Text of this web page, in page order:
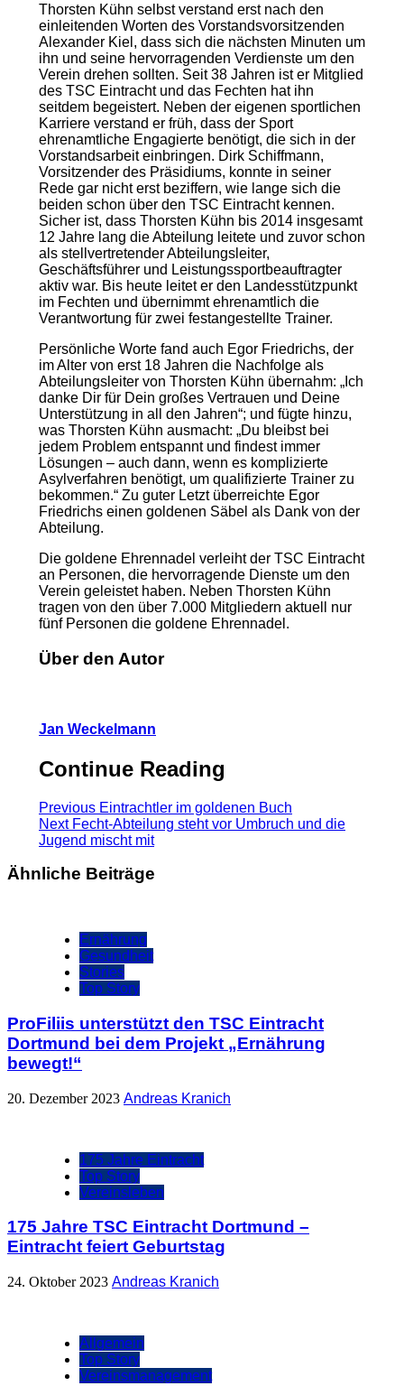
Thorsten Kühn selbst verstand erst nach den
einleitenden Worten des Vorstandsvorsitzenden
Alexander Kiel, dass sich die nächsten Minuten um
ihn und seine hervorragenden Verdienste um den
Verein drehen sollten. Seit 38 Jahren ist er Mitglied
des TSC Eintracht und das Fechten hat ihn
seitdem begeistert. Neben der eigenen sportlichen
Karriere verstand er früh, dass der Sport
ehrenamtliche Engagierte benötigt, die sich in der
Vorstandsarbeit einbringen. Dirk Schiffmann,
Vorsitzender des Präsidiums, konnte in seiner
Rede gar nicht erst beziffern, wie lange sich die
beiden schon über den TSC Eintracht kennen.
Sicher ist, dass Thorsten Kühn bis 2014 insgesamt
12 Jahre lang die Abteilung leitete und zuvor schon
als stellvertretender Abteilungsleiter,
Geschäftsführer und Leistungssportbeauftragter
aktiv war. Bis heute leitet er den Landesstützpunkt
im Fechten und übernimmt ehrenamtlich die
Verantwortung für zwei festangestellte Trainer.
Persönliche Worte fand auch Egor Friedrichs, der
im Alter von erst 18 Jahren die Nachfolge als
Abteilungsleiter von Thorsten Kühn übernahm: „Ich
danke Dir für Dein großes Vertrauen und Deine
Unterstützung in all den Jahren“; und fügte hinzu,
was Thorsten Kühn ausmacht: „Du bleibst bei
jedem Problem entspannt und findest immer
Lösungen – auch dann, wenn es komplizierte
Asylverfahren benötigt, um qualifizierte Trainer zu
bekommen.“ Zu guter Letzt überreichte Egor
Friedrichs einen goldenen Säbel als Dank von der
Abteilung.
Die goldene Ehrennadel verleiht der TSC Eintracht
an Personen, die hervorragende Dienste um den
Verein geleistet haben. Neben Thorsten Kühn
tragen von den über 7.000 Mitgliedern aktuell nur
fünf Personen die goldene Ehrennadel.
Über den Autor
Jan Weckelmann
Continue Reading
Previous Eintrachtler im goldenen Buch
NextFecht-Abteilung steht vor Umbruch und die
Jugend mischt mit
Ähnliche Beiträge
Ernährung
Gesundheit
Stories
Top Story
ProFiliis unterstützt den TSC Eintracht
Dortmund bei dem Projekt „Ernährung
bewegt!“
20. Dezember 2023 Andreas Kranich
175 Jahre Eintracht
Top Story
Vereinsleben
175 Jahre TSC Eintracht Dortmund –
Eintracht feiert Geburtstag
24. Oktober 2023 Andreas Kranich
Allgemein
Top Story
Vereinsmanagement